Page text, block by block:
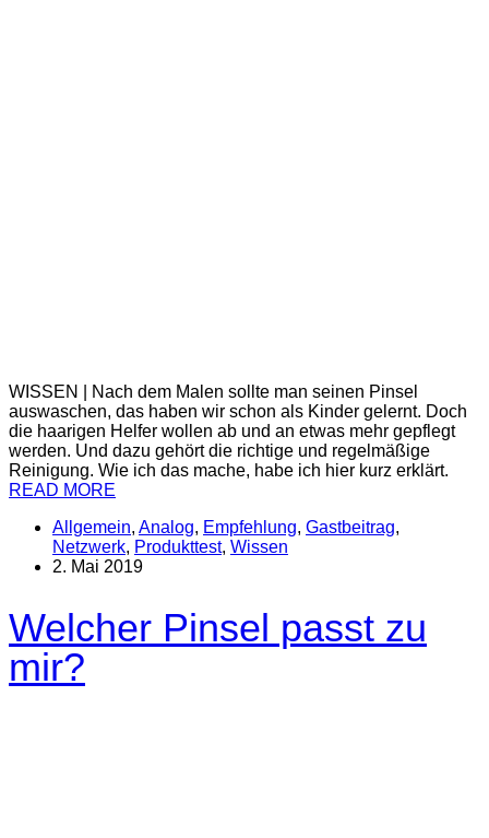
WISSEN | Nach dem Malen sollte man seinen Pinsel
auswaschen, das haben wir schon als Kinder gelernt. Doch
die haarigen Helfer wollen ab und an etwas mehr gepflegt
werden. Und dazu gehört die richtige und regelmäßige
Reinigung. Wie ich das mache, habe ich hier kurz erklärt.
READ MORE
Allgemein, Analog, Empfehlung, Gastbeitrag,
Netzwerk, Produkttest, Wissen
2. Mai 2019
Welcher Pinsel passt zu
mir?